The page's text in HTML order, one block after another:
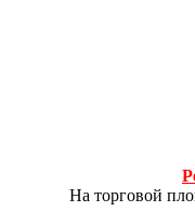
На торговой